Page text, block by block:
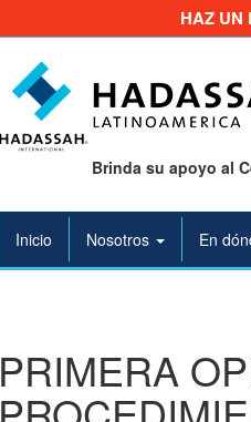
HAZ UN
Brinda su apoyo al
Inicio Nosotros En
PRIMERA